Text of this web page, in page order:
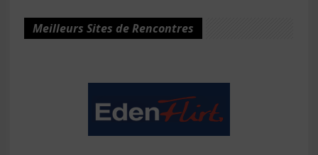
Meilleurs Sites de Rencontres